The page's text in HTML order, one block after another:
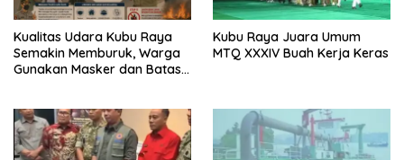
Kualitas Udara Kubu Raya
Semakin Memburuk, Warga
Gunakan Masker dan Batasi
Kubu Raya Juara Umum
MTQ XXXIV Buah Kerja Keras